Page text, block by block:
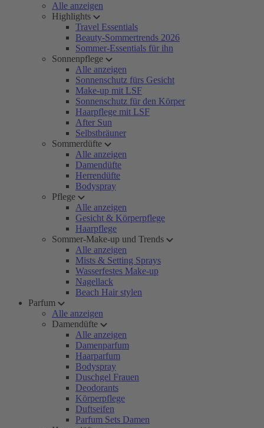
Alle anzeigen
Highlights
Travel Essentials
Beauty-Sommertrends 2026
Sommer-Essentials für ihn
Sonnenpflege
Alle anzeigen
Sonnenschutz fürs Gesicht
Make-up mit LSF
Sonnenschutz für den Körper
Haarpflege mit LSF
After Sun
Selbstbräuner
Sommerdüfte
Alle anzeigen
Damendüfte
Herrendüfte
Bodyspray
Pflege
Alle anzeigen
Gesicht & Körperpflege
Haarpflege
Sommer-Make-up und Trends
Alle anzeigen
Mists & Setting Sprays
Wasserfestes Make-up
Nagellack
Beach Hair stylen
Parfum
Alle anzeigen
Damendüfte
Alle anzeigen
Damenparfum
Haarparfum
Bodyspray
Duschgel Frauen
Deodorants
Körperpflege
Duftseifen
Parfum Sets Damen